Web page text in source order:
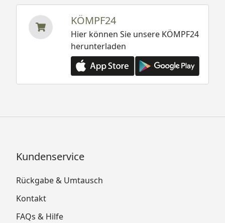
KÖMPF24
Hier können Sie unsere KÖMPF24
herunterladen
Kundenservice
Rückgabe & Umtausch
Kontakt
FAQs & Hilfe